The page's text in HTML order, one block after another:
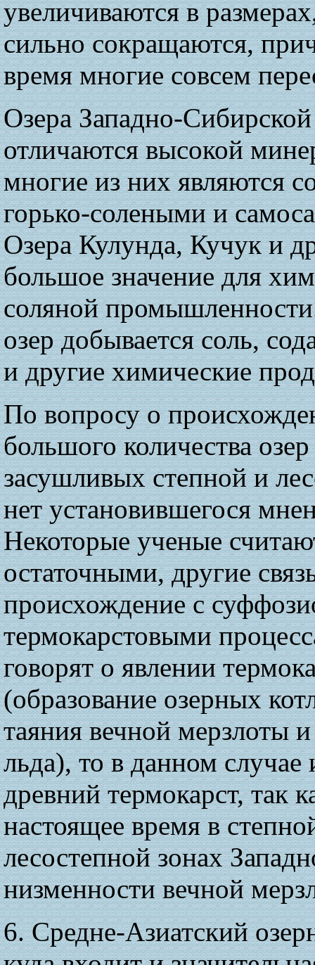
увеличиваются в
сильно сокращаются,
время многие совсем
Озера Западно-
отличаются высокой
многие из них являются
горько-солеными и
Озера Кулунда, Кучук и
большое значение для
соляной
озер добывается соль,
и другие химические
По вопросу о
большого количества
засушливых степной и
нет установившегося
Некоторые ученые
остаточными, другие
происхождение с
термокарстовыми
говорят о явлении
(образование озерных
таяния вечной мерзлоты
льда), то в данном
древний термокарст, так
настоящее время в
лесостепной зонах
низменности вечной
6. Средне-Азиатский